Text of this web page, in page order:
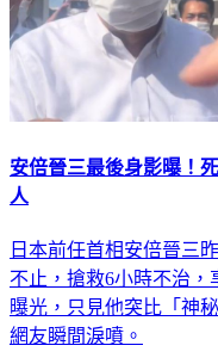
安倍晉三最後身影曝！
人
日本前任首相安倍晉三
不止，搶救6小時不治，
曝光，只見他突比「神
網友瞬間淚噴。